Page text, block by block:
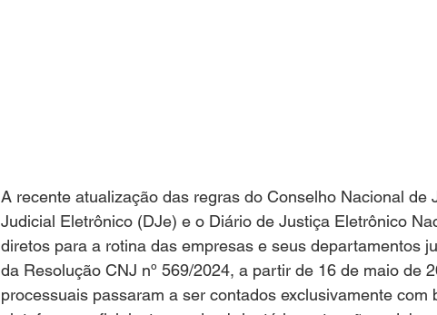
A recente atualização das regras do Conselho Nacional de
Judicial Eletrônico (DJe) e o Diário de Justiça Eletrônico
diretos para a rotina das empresas e seus departamentos
da Resolução CNJ nº 569/2024, a partir de 16 de maio de
processuais passaram a ser contados exclusivamente com